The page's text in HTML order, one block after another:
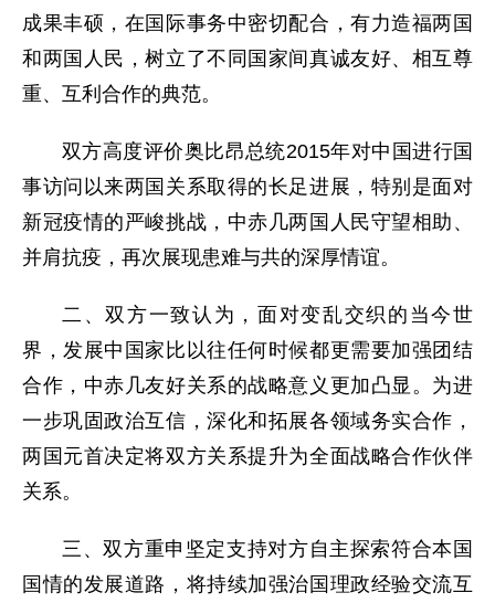
成果丰硕，在国际事务中密切配合，有力造福两国
和两国人民，树立了不同国家间真诚友好、相互尊
重、互利合作的典范。
双方高度评价奥比昂总统2015年对中国进行国
事访问以来两国关系取得的长足进展，特别是面对
新冠疫情的严峻挑战，中赤几两国人民守望相助、
并肩抗疫，再次展现患难与共的深厚情谊。
二、双方一致认为，面对变乱交织的当今世
界，发展中国家比以往任何时候都更需要加强团结
合作，中赤几友好关系的战略意义更加凸显。为进
一步巩固政治互信，深化和拓展各领域务实合作，
两国元首决定将双方关系提升为全面战略合作伙伴
关系。
三、双方重申坚定支持对方自主探索符合本国
国情的发展道路，将持续加强治国理政经验交流互